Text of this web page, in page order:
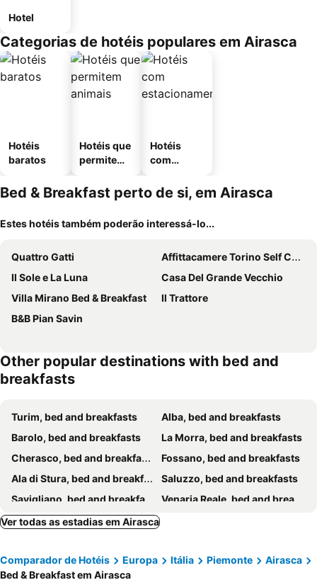
Hotel
Categorias de hotéis populares em Airasca
Hotéis
baratos
Hotéis que
permitem
Hotéis
com
mento
Bed & Breakfast perto de si, em Airasca
Estes hotéis também poderão interessá-lo...
Quattro Gatti
Affittacamere Torino Self Check-in 24-7 Stadio Olimpico e InalpiArena
Il Sole e La Luna
Casa Del Grande Vecchio
Villa Mirano Bed & Breakfast
Il Trattore
B&B Pian Savin
Other popular destinations with bed and
breakfasts
Turim, bed and breakfasts
Alba, bed and breakfasts
Barolo, bed and breakfasts
La Morra, bed and breakfasts
Cherasco, bed and breakfasts
Fossano, bed and breakfasts
Ala di Stura, bed and breakfasts
Saluzzo, bed and breakfasts
Savigliano, bed and breakfasts
Venaria Reale, bed and breakfasts
Castellinaldo, bed and breakfasts
Cambiano, bed and breakfasts
Giaglione, bed and breakfasts
Ver todas as estadias em Airasca
Comparador de Hotéis Europa Itália Piemonte
Airasca
Bed & Breakfast em Airasca